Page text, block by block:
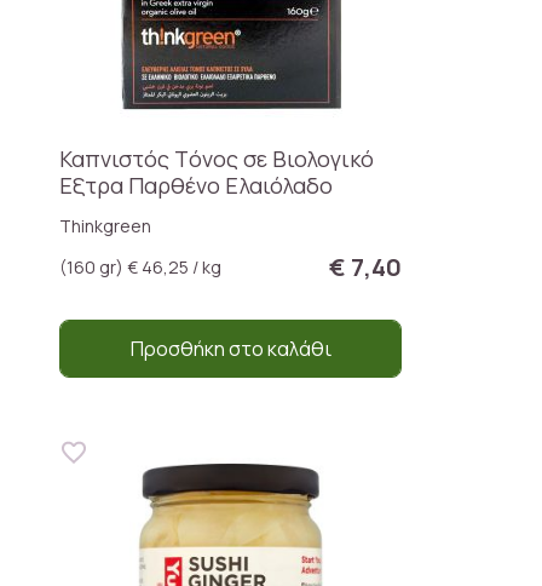
Καπνιστός Tόνος σε Βιολογικό
Εξτρα Παρθένο Ελαιόλαδο
Thinkgreen
(160 gr) € 46,25 / kg
€ 7,40
Προσθήκη στο καλάθι